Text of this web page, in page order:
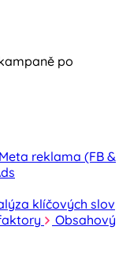
po
Meta reklama (FB &
klíčových slov
Obsahový